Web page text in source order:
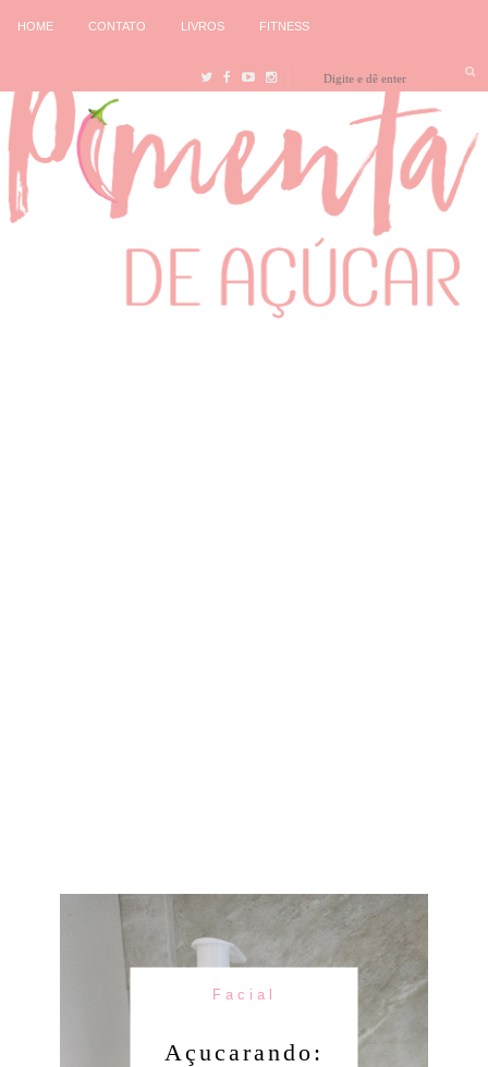
HOME CONTATO LIVROS FITNESS
Facial
Açucarando: